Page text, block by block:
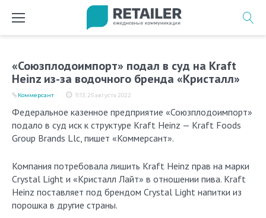
«Союзплодоимпорт» подал в суд на Kraft
Heinz из-за водочного бренда «Кристалл»
11:13, 25 августа 2022
Коммерсант
Федеральное казенное предприятие «Союзплодоимпорт»
подало в суд иск к структуре Kraft Heinz — Kraft Foods
Group Brands Llc, пишет «Коммерсант».
Компания потребовала лишить Kraft Heinz прав на марки
Crystal Light и «Кристалл Лайт» в отношении пива. Kraft
Heinz поставляет под брендом Crystal Light напитки из
порошка в другие страны.